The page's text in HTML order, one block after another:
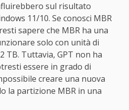
sul risultato
11/10. Se conosci MBR
sapere che MBR ha una
solo con unità di
TB. Tuttavia, GPT non ha
essere in grado di
creare una nuova
la partizione MBR in una